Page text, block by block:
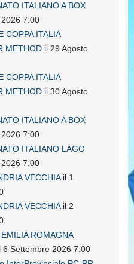
ITALIANO A BOX
7:00
COPPA ITALIA
METHOD il 29 Agosto
COPPA ITALIA
METHOD il 30 Agosto
ITALIANO A BOX
7:00
ITALIANO LAGO
7:00
VECCHIAil 1
VECCHIAil 2
ROMAGNA
Settembre 2026 7:00